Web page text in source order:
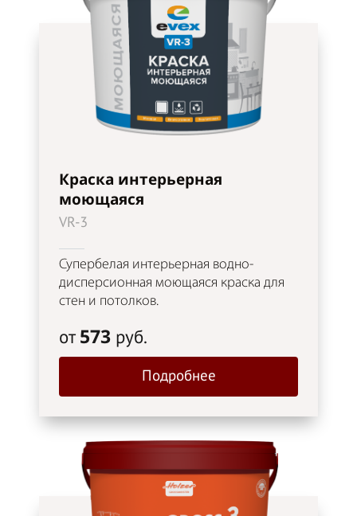
Краска интерьерная
моющаяся
VR-3
Супербелая интерьерная водно-
дисперсионная моющаяся краска для
стен и потолков.
от 573 руб.
Подробнее